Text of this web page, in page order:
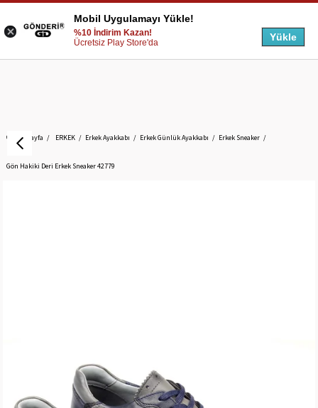
Anasayfa ERKEK Erkek Ayakkabı Erkek Günlük Ayakkabı Erkek Sneaker
Gön Hakiki Deri Erkek Sneaker 42779
Mobil Uygulamayı Yükle!
%10 İndirim Kazan!
Ücretsiz Play Store'da
Yükle